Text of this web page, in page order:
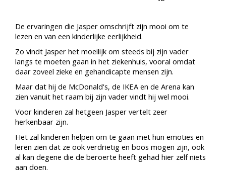
De ervaringen die Jasper omschrijft zijn mooi om te
lezen en van een kinderlijke eerlijkheid.
Zo vindt Jasper het moeilijk om steeds bij zijn vader
langs te moeten gaan in het ziekenhuis, vooral omdat
daar zoveel zieke en gehandicapte mensen zijn.
Maar dat hij de McDonald's, de IKEA en de Arena kan
zien vanuit het raam bij zijn vader vindt hij wel mooi.
Voor kinderen zal hetgeen Jasper vertelt zeer
herkenbaar zijn.
Het zal kinderen helpen om te gaan met hun emoties en
leren zien dat ze ook verdrietig en boos mogen zijn, ook
al kan degene die de beroerte heeft gehad hier zelf niets
aan doen.